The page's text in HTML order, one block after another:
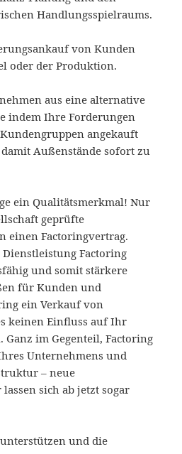
Handlungsspielraums.
von Kunden
oder der Produktion.
aus eine alternative
indem Ihre Forderungen
angekauft
Außenstände sofort zu
ein Qualitätsmerkmal! Nur
geprüfte
einen Factoringvertrag.
Factoring
und somit stärkere
für Kunden und
ein Verkauf von
keinen Einfluss auf Ihr
im Gegenteil, Factoring
Unternehmens und
– neue
sich ab jetzt sogar
und die